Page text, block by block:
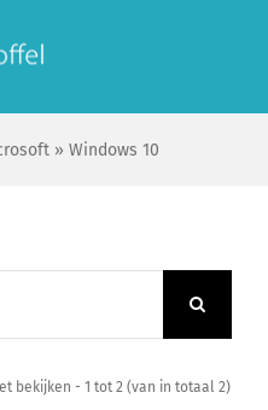
» Windows 10
bekijken - 1 tot 2 (van in totaal 2)